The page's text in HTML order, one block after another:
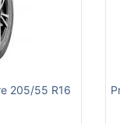
205/55 R16